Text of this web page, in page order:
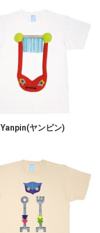
Yanpin(ヤンピン)